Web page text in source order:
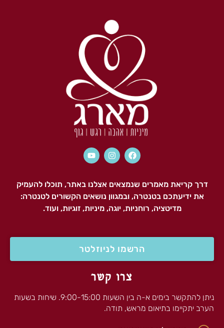
דרך קריאת מאמרים שנמצאים אצלנו באתר, תוכלו להעמיק
את ידיעתכם בטנטרה, ובמגוון נושאים הקשורים לטנטרה:
מדיטציה, רוחניות, יוגה, מיניות, זוגיות, ועוד.
הרשמו לניוזלטר
צרו קשר
ניתן להתקשר בימים א-ה בין השעות 9:00-15:00. שיחות בשעות
הערב יתקיימו בתיאום מראש, תודה.